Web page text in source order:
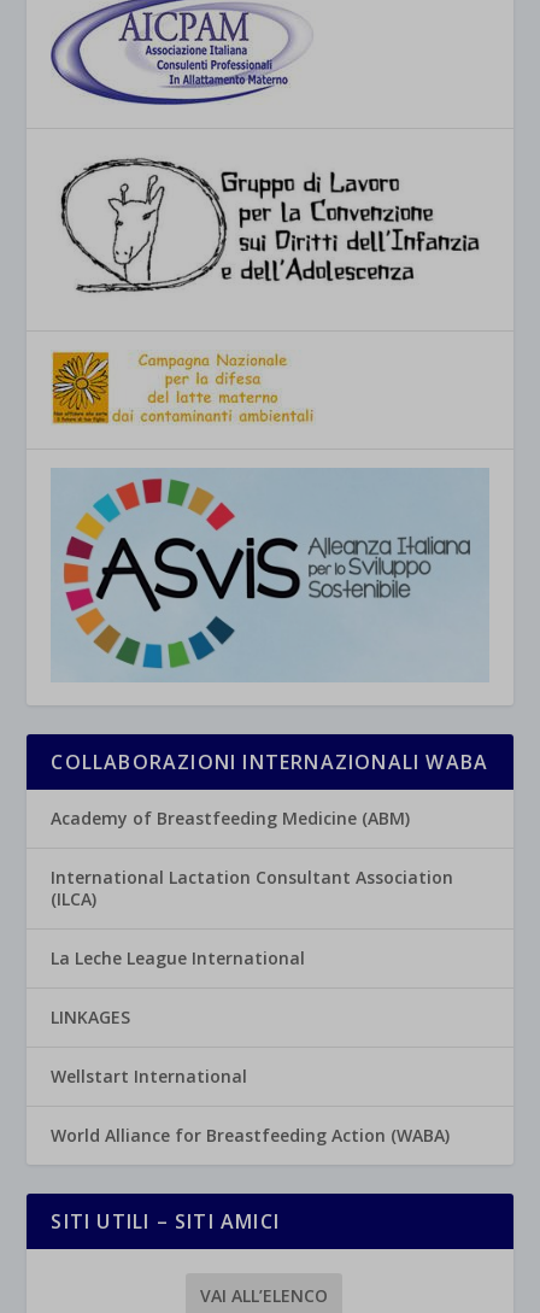
COLLABORAZIONI INTERNAZIONALI WABA
Academy of Breastfeeding Medicine (ABM)
International Lactation Consultant Association
(ILCA)
La Leche League International
LINKAGES
Wellstart International
World Alliance for Breastfeeding Action (WABA)
SITI UTILI – SITI AMICI
VAI ALL’ELENCO